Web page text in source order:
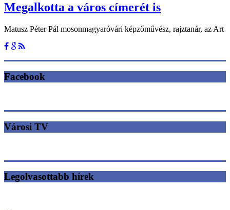
Megalkotta a város címerét is
Matusz Péter Pál mosonmagyaróvári képzőművész, rajztanár, az Art
Facebook
Városi TV
Legolvasottabb hírek